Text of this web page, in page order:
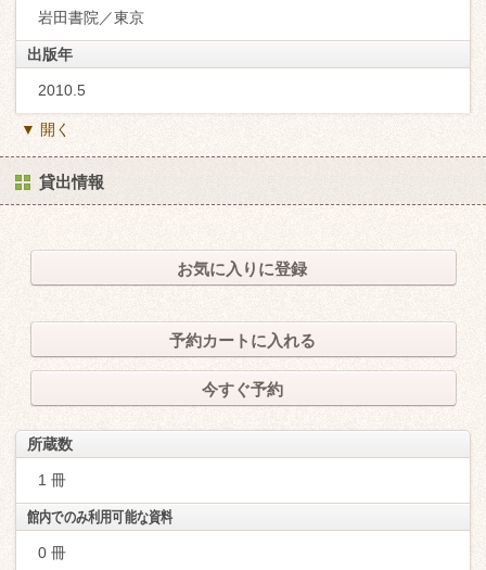
岩田書院／東京
出版年
2010.5
▼ 開く
貸出情報
お気に入りに登録
予約カートに入れる
今すぐ予約
所蔵数
1 冊
館内でのみ利用可能な資料
0 冊